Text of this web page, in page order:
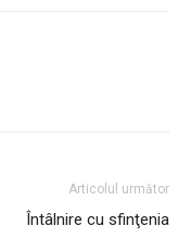
Articolul următor
Întâlnire cu sfinţenia